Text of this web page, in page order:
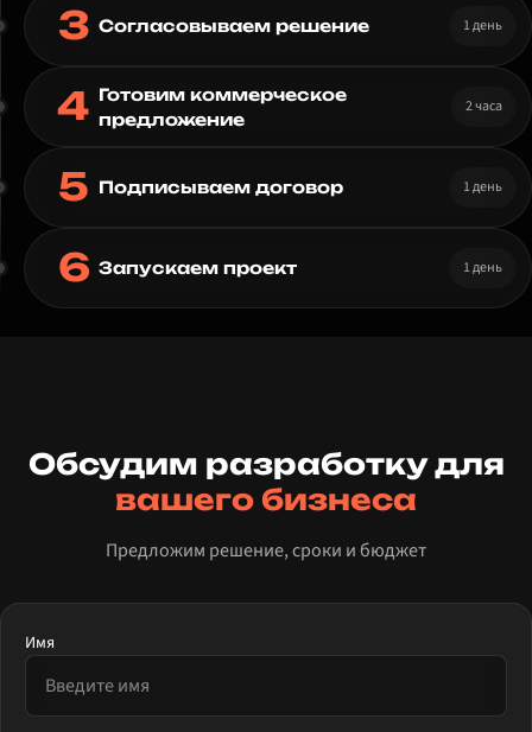
3 Согласовываем решение 1 день
4 Готовим коммерческое
предложение
2 часа
5 Подписываем договор 1 день
6 Запускаем проект 1 день
Обсудим разработку для
вашего бизнеса
Предложим решение, сроки и бюджет
Имя